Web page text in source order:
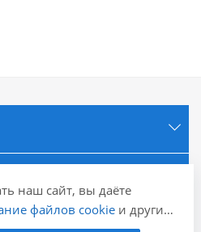
наш сайт, вы даёте
файлов cookieи других